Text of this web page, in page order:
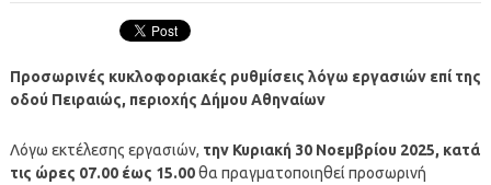
Προσωρινές κυκλοφοριακές ρυθμίσεις λόγω εργασιών επί της
οδού Πειραιώς, περιοχής Δήμου Αθηναίων
Λόγω εκτέλεσης εργασιών, την Κυριακή 30 Νοεμβρίου 2025, κατά
τις ώρες 07.00 έως 15.00θα πραγματοποιηθεί προσωρινή